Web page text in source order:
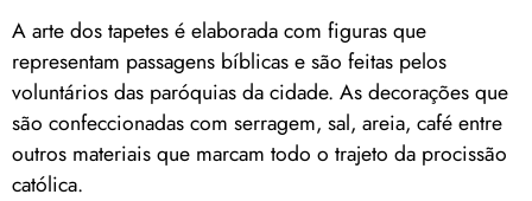
A arte dos tapetes é elaborada com figuras que
representam passagens bíblicas e são feitas pelos
voluntários das paróquias da cidade. As decorações que
são confeccionadas com serragem, sal, areia, café entre
outros materiais que marcam todo o trajeto da procissão
católica.